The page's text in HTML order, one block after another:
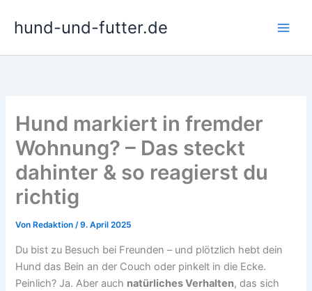
Inhalthund-und-futter.de
Hund markiert in fremder
Wohnung? – Das steckt
dahinter & so reagierst du
richtig
Von Redaktion/9. April 2025
Du bist zu Besuch bei Freunden – und plötzlich hebt dein
Hund das Bein an der Couch oder pinkelt in die Ecke.
Peinlich? Ja. Aber auch natürliches Verhalten, das sich